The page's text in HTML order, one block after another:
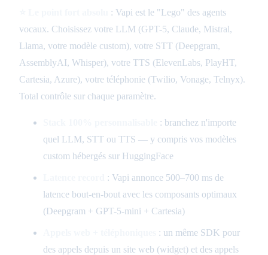
: Vapi est le "Lego" des agents
vocaux. Choisissez votre LLM (GPT-5, Claude, Mistral,
Llama, votre modèle custom), votre STT (Deepgram,
AssemblyAI, Whisper), votre TTS (ElevenLabs, PlayHT,
Cartesia, Azure), votre téléphonie (Twilio, Vonage, Telnyx).
Total contrôle sur chaque paramètre.
: branchez n'importe
quel LLM, STT ou TTS — y compris vos modèles
custom hébergés sur HuggingFace
: Vapi annonce 500–700 ms de
latence bout-en-bout avec les composants optimaux
(Deepgram + GPT-5-mini + Cartesia)
: un même SDK pour
des appels depuis un site web (widget) et des appels